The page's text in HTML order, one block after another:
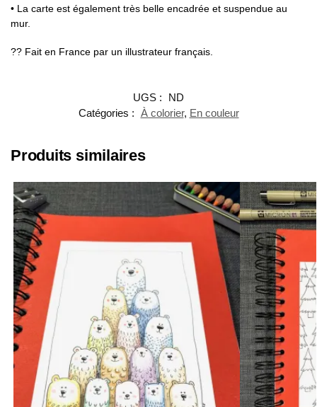
• La carte est également très belle encadrée et suspendue au
mur.
?? Fait en France par un illustrateur français.
UGS :
ND
Catégories : À colorier, En couleur
Produits similaires